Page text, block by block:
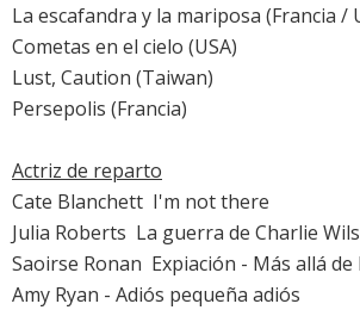
La escafandra y la mariposa (Francia /
Cometas en el cielo (USA)
Lust, Caution (Taiwan)
Persepolis (Francia)
Actriz de reparto
Cate Blanchett I'm not there
Julia Roberts La guerra de Charlie
Saoirse Ronan Expiación - Más allá
Amy Ryan - Adiós pequeña adiós